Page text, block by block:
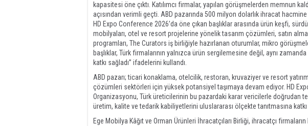
kapasitesi öne çıktı. Katılımcı firmalar, yapılan görüşmelerden memnun
açısından verimli geçti. ABD pazarında 500 milyon dolarlık ihracat
HD Expo Conference 2026’da öne çıkan başlıklar arasında ürün keşfi,
mobilyaları, otel ve resort projelerine yönelik tasarım çözümleri, satın
programları, The Curators iş birliğiyle hazırlanan oturumlar, mikro
başlıklar, Türk firmalarının yalnızca ürün sergilemesine değil, aynı
katkı sağladı” ifadelerini kullandı.
ABD pazarı; ticari konaklama, otelcilik, restoran, kruvaziyer ve resort
çözümleri sektörleri için yüksek potansiyel taşımaya devam ediyor. HD
Organizasyonu, Türk üreticilerinin bu pazardaki karar vericilerle doğrudan
üretim, kalite ve tedarik kabiliyetlerini uluslararası ölçekte tanıtmasına katkı
Ege Mobilya Kâğıt ve Orman Ürünleri İhracatçıları Birliği, ihracatçı